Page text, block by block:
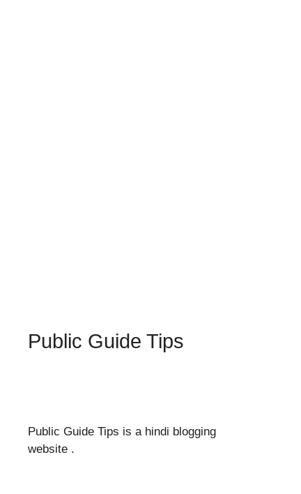
Public Guide Tips
Public Guide Tips is a hindi blogging
website .